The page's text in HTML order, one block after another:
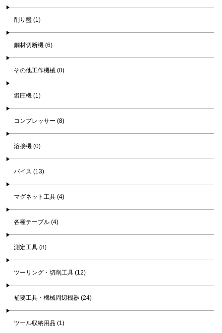
削り盤 (1)
鋼材切断機 (6)
その他工作機械 (0)
鍛圧機 (1)
コンプレッサー (8)
溶接機 (0)
バイス (13)
マグネット工具 (4)
各種テーブル (4)
測定工具 (8)
ツーリング・切削工具 (12)
補要工具・機械周辺機器 (24)
ツール収納用品 (1)